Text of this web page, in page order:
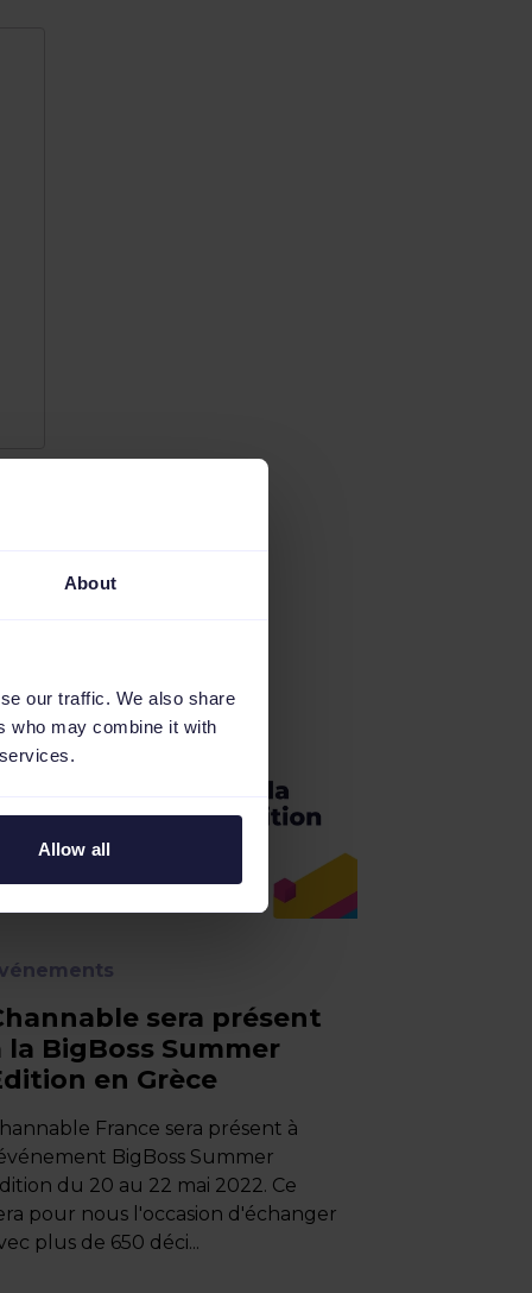
About
our traffic. We also share
who may combine it with
Allow all
sera présent
la BigBoss Summer
en Grèce
France sera présent à
BigBoss Summer
du 20 au 22 mai 2022. Ce
pour nous l'occasion d'échanger
plus de 650 déci...